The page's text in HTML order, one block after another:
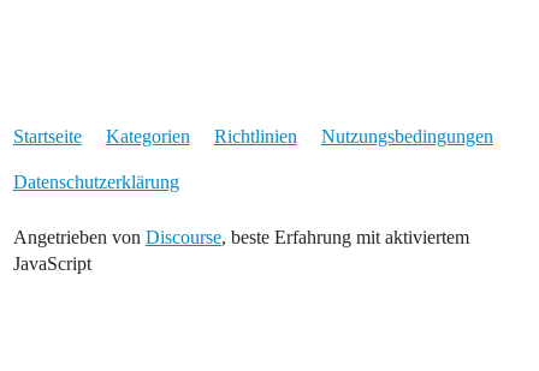
Startseite Kategorien Richtlinien Nutzungsbedingungen
Datenschutzerklärung
Angetrieben von Discourse, beste Erfahrung mit aktiviertem
JavaScript